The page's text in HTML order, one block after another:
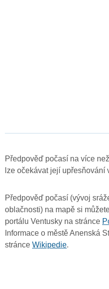
Předpověď počasí na více
lze očekávat její upřesňování
Předpověď počasí (vývoj
oblačnosti) na mapě si
portálu Ventusky na stránce
Informace o městě Anenská
stránce Wikipedie.